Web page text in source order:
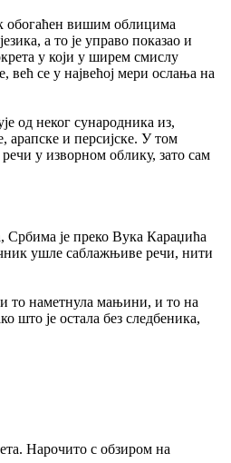
обогаћен вишим облицима
а то је управо показао и
у који у ширем смислу
већ се у највећој мери ослања на
од неког сународника из,
арапске и персијске. У том
у изворном облику, зато сам
Србима је преко Вука Караџића
ушле саблажњиве речи, нити
то наметнула мањини, и то на
што је остала без следбеника,
Нарочито с обзиром на